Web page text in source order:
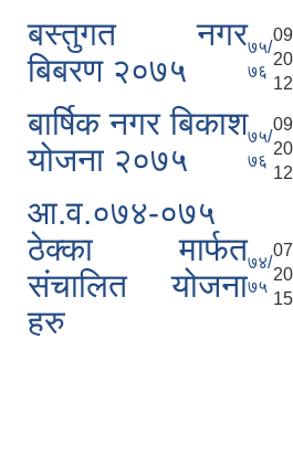
बस्तुगत नगर
बिबरण २०७५
७५/
७६
बार्षिक नगर बिकाश
योजना २०७५
७५/
७६
आ.व.०७४-०७५
ठेक्का मार्फत
संचालित योजना
हरु
७४/
७५